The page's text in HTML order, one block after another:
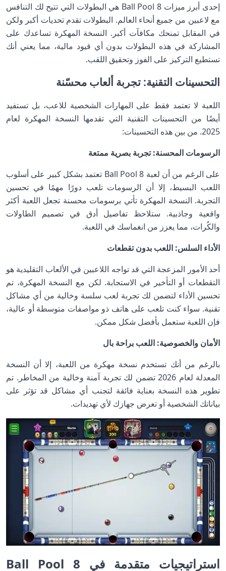
إحدى أبرز ميزات 8 Ball Pool هي البطولات التي تتيح لك التنافس
مع لاعبين من جميع أنحاء العالم. البطولات تقدم تحديات أكبر ولكن
في المقابل تمنحك مكافآت أكبر. النسخة المهكرة تساعدك على
المشاركة في هذه البطولات بدون أي قيود مالية، مما يعني أنك
تستطيع التركيز على الفوز وتحقيق اللقب.
التحسينات التقنية: تجربة ألعاب محسّنة
اللعبة لا تعتمد فقط على المهارات الشخصية للاعب، بل تستفيد
أيضًا من التحسينات التقنية التي تقدمها النسخة المهكرة لعام
2025. من بين هذه التحسينات:
الرسومات المحسنة: تجربة بصرية ممتعة
على الرغم من أن لعبة 8 Ball Pool تعتمد بشكل كبير على أسلوب
اللعب البسيط، إلا أن الرسومات تلعب دورًا مهمًا في تحسين
التجربة. النسخة المهكرة تأتي برسومات محسنة تجعل اللعبة أكثر
واقعية وجاذبية. ستلاحظ تفاصيل أدق في تصميم الطاولات
والكُرات، مما يعزز من انغماسك في اللعبة.
الأداء السلس: اللعب بدون تقطعات
أحد الأمور المزعجة التي قد تواجه اللاعبين في الألعاب التقليدية هو
التقطعات أو التأخير في الاستجابة. لكن مع النسخة المهكرة، تم
تحسين الأداء لتضمن لك تجربة لعب سلسة وخالية من أي مشاكل
تقنية. سواء كنت تلعب على هاتف ذو مواصفات متوسطة أو عالية،
فإن اللعبة ستعمل بأفضل شكل ممكن.
الأمان والخصوصية: اللعب براحة بال
بالرغم من أنك تستخدم نسخة مهكرة من اللعبة، إلا أن النسخة
المعدلة لعام 2026 تضمن لك تجربة آمنة وخالية من المخاطر. تم
تطوير هذه النسخة بعناية فائقة لتجنب أي مشاكل قد تؤثر على
بياناتك الشخصية أو تعرض جهازك لأي تهديدات.
استراتيجيات متقدمة في 8 Ball Pool